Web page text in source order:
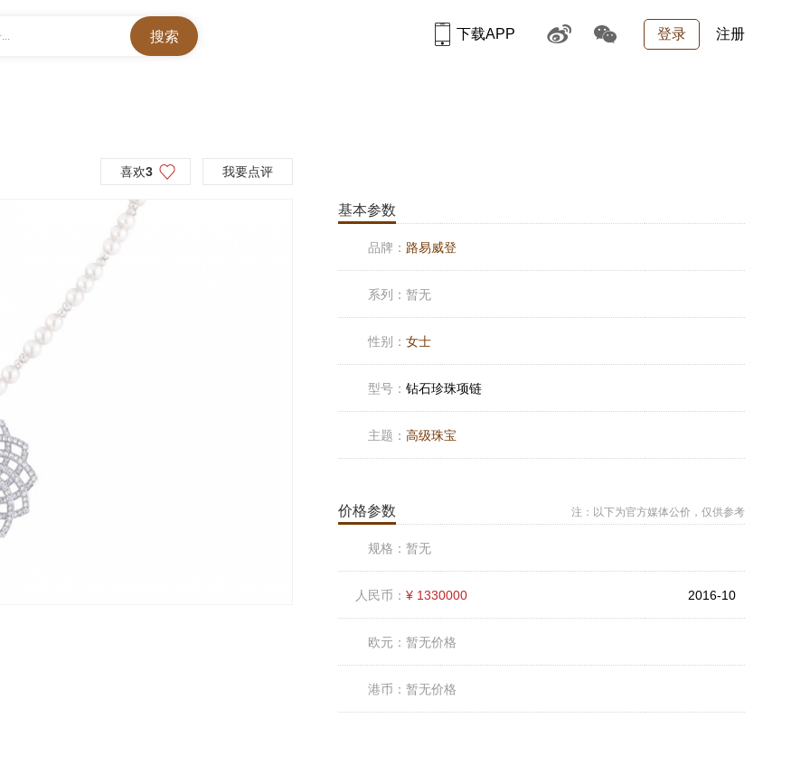
登录 注册
下载APP
喜欢3 我要点评
基本参数
品牌： 路易威登
系列： 暂无
性别： 女士
型号： 钻石珍珠项链
主题： 高级珠宝
价格参数 注：以下为官方媒体公价，仅供参考
规格： 暂无
人民币： ¥ 1330000 2016-10
欧元： 暂无价格
港币： 暂无价格